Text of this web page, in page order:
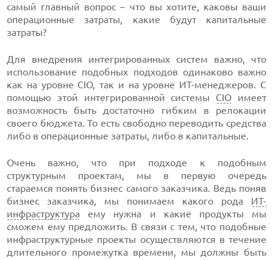
самый главный вопрос – что вы хотите, каковы ваши
операционные затраты, какие будут капитальные
затраты?
Для внедрения интегрированных систем важно, что
использование подобных подходов одинаково важно
как на уровне CIO, так и на уровне ИТ-менеджеров. С
помощью этой интегрированной системы CIO имеет
возможность быть достаточно гибким в релокации
своего бюджета. То есть свободно переводить средства
либо в операционные затраты, либо в капитальные.
Очень важно, что при подходе к подобным
структурным проектам, мы в первую очередь
стараемся понять бизнес самого заказчика. Ведь поняв
бизнес заказчика, мы понимаем какого рода ИТ-
инфраструктура ему нужна и какие продукты мы
сможем ему предложить. В связи с тем, что подобные
инфраструктурные проекты осуществляются в течение
длительного промежутка времени, мы должны быть